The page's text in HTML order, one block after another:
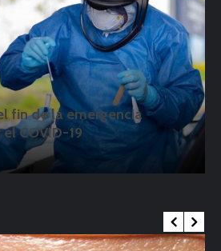
fin de la emergencia
COVID-19